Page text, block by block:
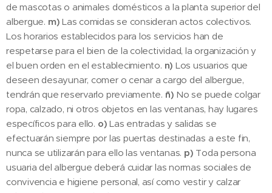
de mascotas o animales domésticos a la planta superior del
albergue. m) Las comidas se consideran actos colectivos.
Los horarios establecidos para los servicios han de
respetarse para el bien de la colectividad, la organización y
el buen orden en el establecimiento. n) Los usuarios que
deseen desayunar, comer o cenar a cargo del albergue,
tendrán que reservarlo previamente. ñ) No se puede colgar
ropa, calzado, ni otros objetos en las ventanas, hay lugares
específicos para ello. o) Las entradas y salidas se
efectuarán siempre por las puertas destinadas a este fin,
nunca se utilizarán para ello las ventanas. p) Toda persona
usuaria del albergue deberá cuidar las normas sociales de
convivencia e higiene personal, así como vestir y calzar